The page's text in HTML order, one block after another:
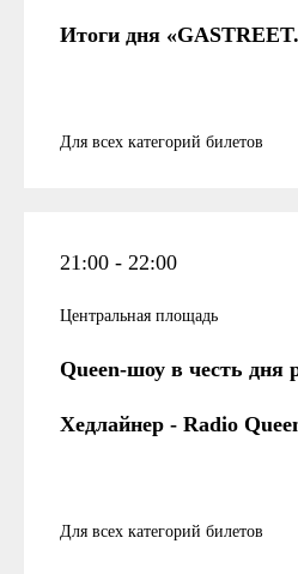
Итоги дня
Для всех категорий билетов
21:00 - 22:00
Центральная площадь
Queen-шоу в честь дня
Хедлайнер - Radio
Для всех категорий билетов